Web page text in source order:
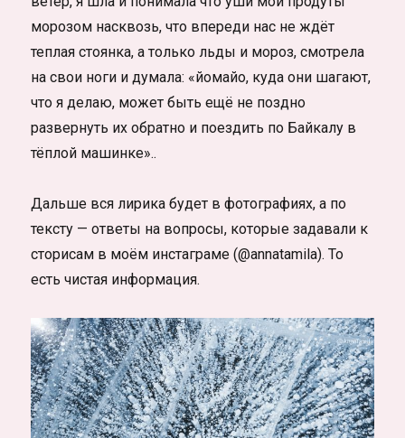
морозом насквозь, что впереди нас не ждёт
теплая стоянка, а только льды и мороз, смотрела
на свои ноги и думала: «йомайо, куда они шагают,
что я делаю, может быть ещё не поздно
развернуть их обратно и поездить по Байкалу в
тёплой машинке»..
Дальше вся лирика будет в фотографиях, а по
тексту — ответы на вопросы, которые задавали к
сторисам в моём инстаграме (@annatamila). То
есть чистая информация.